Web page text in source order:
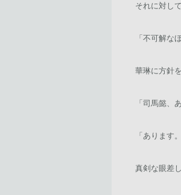
それに対し
「不可解な
華琳に方針
「司馬懿、
「あります
真剣な眼差